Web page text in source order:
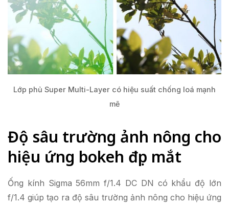
Lớp phủ Super Multi-Layer có hiệu suất chống loá mạnh
mẽ
Độ sâu trường ảnh nông cho
hiệu ứng bokeh đẹp mắt
Ống kính Sigma 56mm f/1.4 DC DN có khẩu độ lớn
f/1.4 giúp tạo ra độ sâu trường ảnh nông cho hiệu ứng